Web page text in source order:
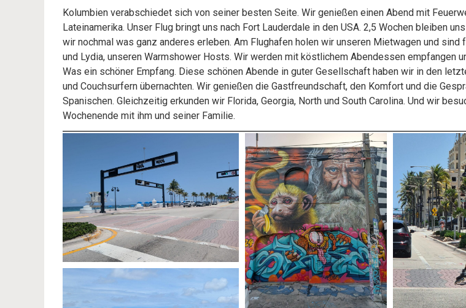
Kolumbien verabschiedet sich von seiner besten Seite. Wir genießen einen Abend mit
Lateinamerika. Unser Flug bringt uns nach Fort Lauderdale in den USA. 2,5 Wochen bleiben
wir nochmal was ganz anderes erleben. Am Flughafen holen wir unseren Mietwagen und
und Lydia, unseren Warmshower Hosts. Wir werden mit köstlichem Abendessen empfangen
Was ein schöner Empfang. Diese schönen Abende in guter Gesellschaft haben wir in den
und Couchsurfern übernachten. Wir genießen die Gastfreundschaft, den Komfort und die
Spanischen. Gleichzeitig erkunden wir Florida, Georgia, North und South Carolina. Und wir
Wochenende mit ihm und seiner Familie.